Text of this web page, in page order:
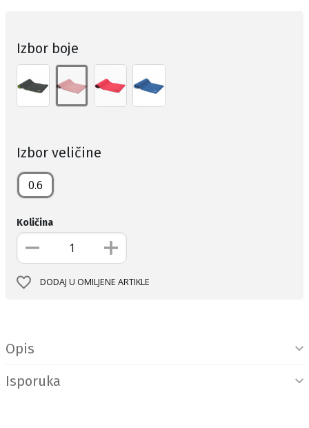
Izbor boje
Izbor veličine
0.6
Količina
DODAJ U OMILJENE ARTIKLE
Opis
Isporuka